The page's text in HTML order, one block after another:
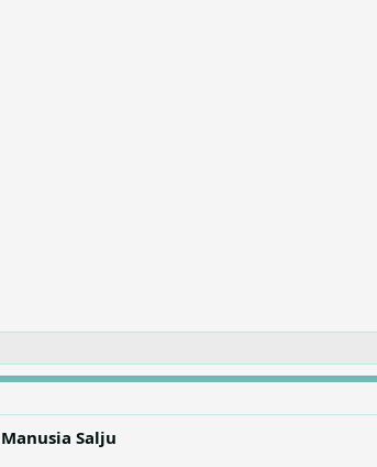
Salju